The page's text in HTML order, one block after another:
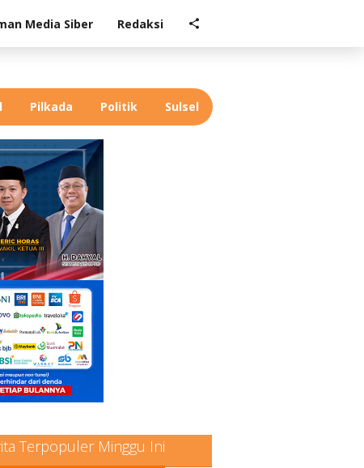
Media Siber Redaksi
Pilkada Politik Sulsel
Terpopuler Minggu Ini